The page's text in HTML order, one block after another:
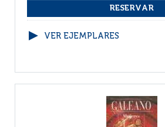
VER EJEMPLARES